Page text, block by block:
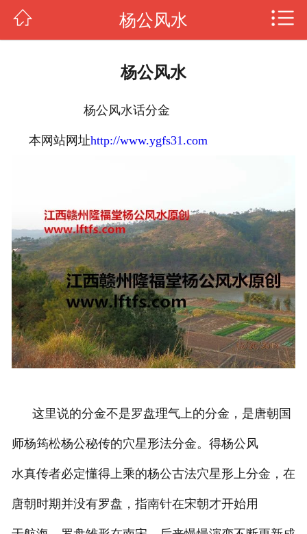
四柱八字
关于我们
风水名著
最新动态
弟子感言
杨公风水
杨公风水
杨公风水话分金
本网站网址http://www.ygfs31.com
这里说的分金不是罗盘理气上的分金，是唐朝国
师杨筠松杨公秘传的穴星形法分金。得杨公风
水真传者必定懂得上乘的杨公古法穴星形上分金，在
唐朝时期并没有罗盘，指南针在宋朝才开始用